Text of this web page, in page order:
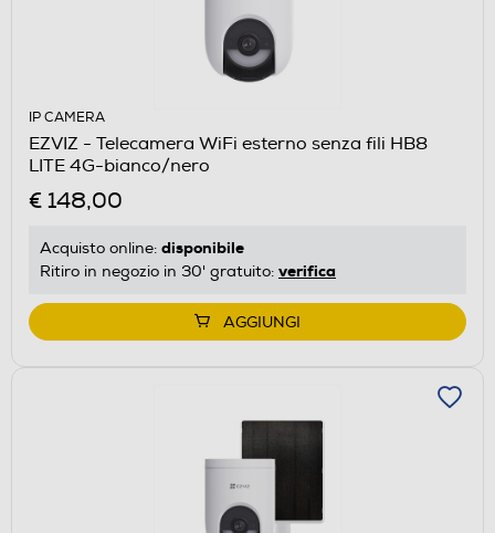
IP CAMERA
EZVIZ - Telecamera WiFi esterno senza fili HB8
LITE 4G-bianco/nero
€ 148,00
Acquisto online: disponibile
Ritiro in negozio in 30' gratuito: verifica
AGGIUNGI